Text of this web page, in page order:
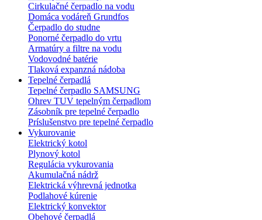
Cirkulačné čerpadlo na vodu
Domáca vodáreň Grundfos
Čerpadlo do studne
Ponorné čerpadlo do vrtu
Armatúry a filtre na vodu
Vodovodné batérie
Tlaková expanzná nádoba
Tepelné čerpadlá
Tepelné čerpadlo SAMSUNG
Ohrev TUV tepelným čerpadlom
Zásobník pre tepelné čerpadlo
Príslušenstvo pre tepelné čerpadlo
Vykurovanie
Elektrický kotol
Plynový kotol
Regulácia vykurovania
Akumulačná nádrž
Elektrická výhrevná jednotka
Podlahové kúrenie
Elektrický konvektor
Obehové čerpadlá